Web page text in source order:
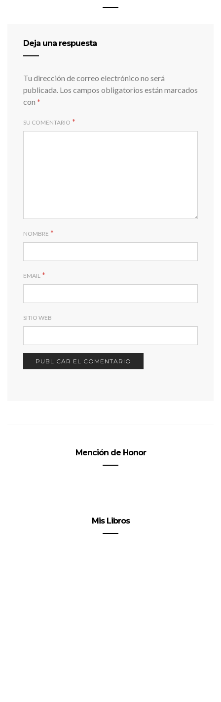
Deja una respuesta
Tu dirección de correo electrónico no será
publicada. Los campos obligatorios están marcados
con *
SU COMENTARIO *
NOMBRE *
EMAIL *
SITIO WEB
Mención de Honor
Mis Libros